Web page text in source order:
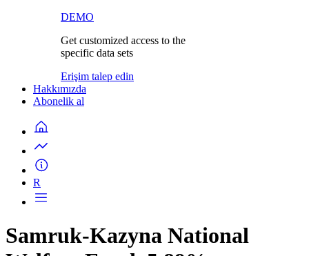
DEMO
Get customized access to the
specific data sets
Erişim talep edin
Hakkımızda
Abonelik al
R
Samruk-Kazyna National